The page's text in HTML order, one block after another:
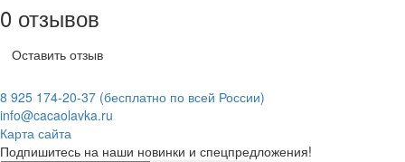
0 отзывов
Оставить отзыв
8 925 174-20-37 (бесплатно по всей России)
info@cacaolavka.ru
Карта сайта
Подпишитесь на наши новинки и спецпредложения!